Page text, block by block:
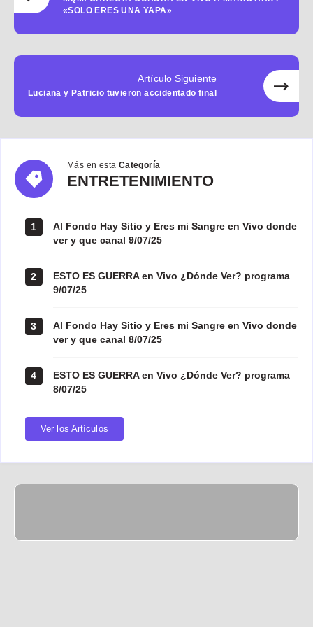
«SOLO ERES UNA YAPA»
Artículo Siguiente
Luciana y Patricio tuvieron accidentado final
Más en esta Categoría
ENTRETENIMIENTO
ENTRETENIMIENTO
1
Al Fondo Hay Sitio y Eres mi Sangre en Vivo donde
ver y que canal 9/07/25
2
ESTO ES GUERRA en Vivo ¿Dónde Ver? programa
9/07/25
3
Al Fondo Hay Sitio y Eres mi Sangre en Vivo donde
ver y que canal 8/07/25
4
ESTO ES GUERRA en Vivo ¿Dónde Ver? programa
8/07/25
Ver los Artículos